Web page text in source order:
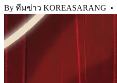
By ทีมข่าว KOREASARANG •